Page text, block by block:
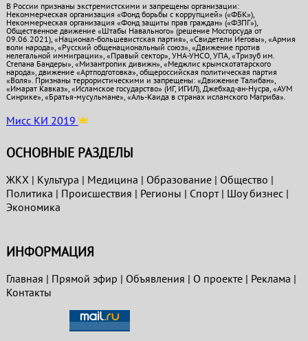
В России признаны экстремистскими и запрещены организации:
Некоммерческая организация «Фонд борьбы с коррупцией» («ФБК»),
Некоммерческая организация «Фонд защиты прав граждан» («ФЗПГ»),
Общественное движение «Штабы Навального» (решение Мосгорсуда от
09.06.2021), «Национал-большевистская партия», «Свидетели Иеговы», «Армия
воли народа», «Русский общенациональный союз», «Движение против
нелегальной иммиграции», «Правый сектор», УНА-УНСО, УПА, «Тризуб им.
Степана Бандеры», «Мизантропик дивижн», «Меджлис крымскотатарского
народа», движение «Артподготовка», общероссийская политическая партия
«Воля». Признаны террористическими и запрещены: «Движение Талибан»,
«Имарат Кавказ», «Исламское государство» (ИГ, ИГИЛ), Джебхад-ан-Нусра, «АУМ
Синрике», «Братья-мусульмане», «Аль-Каида в странах исламского Магриба».
Мисс КИ 2019
ОСНОВНЫЕ РАЗДЕЛЫ
ЖКХ| Культура | Медицина | Образование| Общество |
Политика | Проиcшествия | Регионы | Спорт| Шоу бизнес|
Экономика
ИНФОРМАЦИЯ
Главная | Прямой эфир | Объявления | О проекте| Реклама |
Контакты